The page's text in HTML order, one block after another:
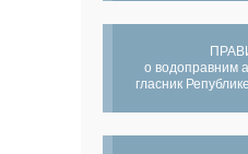
о водоправним
гласник